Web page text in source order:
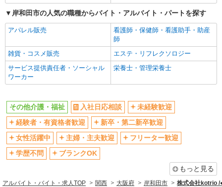
エルダー（50代～）活躍中
シニア（60代～）活躍中
高収入・高額
ボーナス・賞与あり
完全週休2日制
フルタイム歓迎
禁煙・分煙
駅直結・駅チカ
車通勤OK
バイク通勤OK
社会保険あり
産休・育休取得実績あり
退職金・財形貯蓄制度あり
各種手当（家族・役職・インセン
ティブなど）あり
制服貸与
資格取得支援制度あり
同じ職種から求人を探す
岸和田市の人気の職種からバイト・アルバイト・パートを探す
アパレル販売
看護師・保健師・看護助手・助産
師
雑貨・コスメ販売
エステ・リフレクソロジー
サービス提供責任者・ソーシャル
ワーカー
栄養士・管理栄養士
その他介護・福祉 入社日応相談
未経験歓迎
経験者・有資格者歓迎
新卒・第二新卒歓迎
女性活躍中
主婦・主夫歓迎
フリーター歓迎
学歴不問
ブランクOK
もっと見る
アルバイト・バイト・求人TOP 関西 大阪府 岸和田市 株式会社kotrio /